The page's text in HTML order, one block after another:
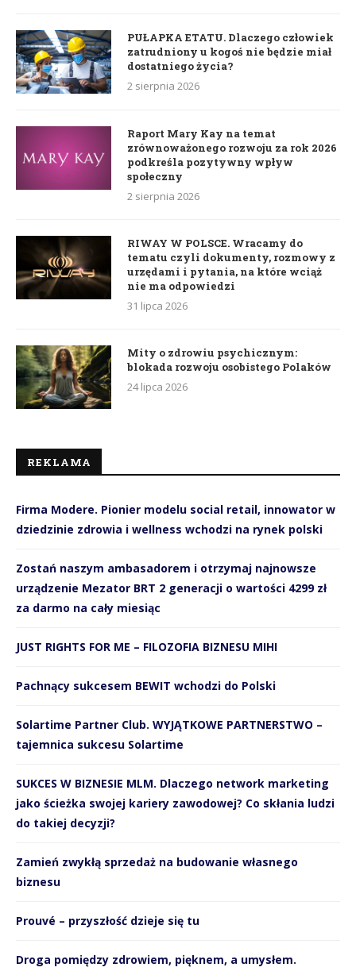
PUŁAPKA ETATU. Dlaczego człowiek
zatrudniony u kogoś nie będzie miał
dostatniego życia?
2 sierpnia 2026
Raport Mary Kay na temat
zrównoważonego rozwoju za rok 2026
podkreśla pozytywny wpływ
społeczny
2 sierpnia 2026
RIWAY W POLSCE. Wracamy do
tematu czyli dokumenty, rozmowy z
urzędami i pytania, na które wciąż
nie ma odpowiedzi
31 lipca 2026
Mity o zdrowiu psychicznym:
blokada rozwoju osobistego Polaków
24 lipca 2026
REKLAMA
Firma Modere. Pionier modelu social retail, innowator w
dziedzinie zdrowia i wellness wchodzi na rynek polski
Zostań naszym ambasadorem i otrzymaj najnowsze
urządzenie Mezator BRT 2 generacji o wartości 4299 zł
za darmo na cały miesiąc
JUST RIGHTS FOR ME – FILOZOFIA BIZNESU MIHI
Pachnący sukcesem BEWIT wchodzi do Polski
Solartime Partner Club. WYJĄTKOWE PARTNERSTWO –
tajemnica sukcesu Solartime
SUKCES W BIZNESIE MLM. Dlaczego network marketing
jako ścieżka swojej kariery zawodowej? Co skłania ludzi
do takiej decyzji?
Zamień zwykłą sprzedaż na budowanie własnego
biznesu
Prouvé – przyszłość dzieje się tu
Droga pomiędzy zdrowiem, pięknem, a umysłem.